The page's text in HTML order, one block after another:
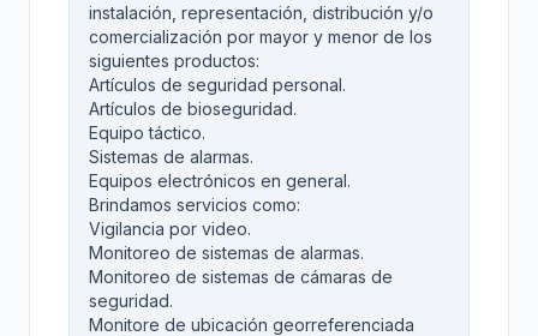
instalación, representación, distribución y/o
comercialización por mayor y menor de los
siguientes productos:
Artículos de seguridad personal.
Artículos de bioseguridad.
Equipo táctico.
Sistemas de alarmas.
Equipos electrónicos en general.
Brindamos servicios como:
Vigilancia por video.
Monitoreo de sistemas de alarmas.
Monitoreo de sistemas de cámaras de
seguridad.
Monitore de ubicación georreferenciada